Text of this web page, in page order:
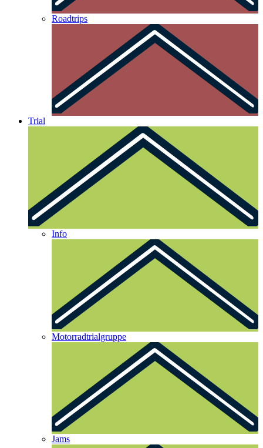
Roadtrips
Trial
Info
Motorradtrialgruppe
Jams